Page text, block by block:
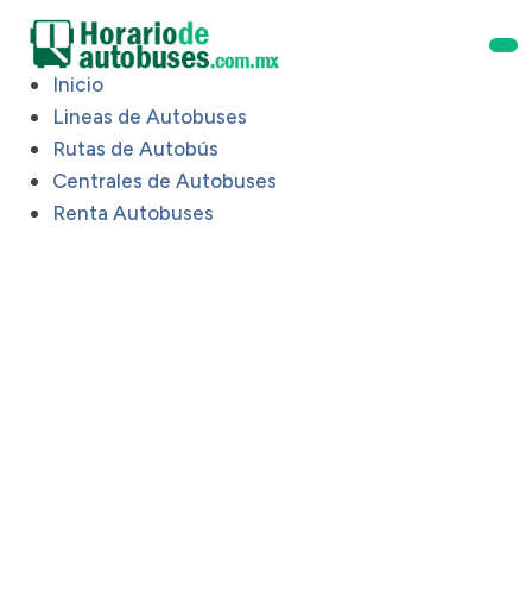
Inicio
Lineas de Autobuses
Rutas de Autobús
Centrales de Autobuses
Renta Autobuses